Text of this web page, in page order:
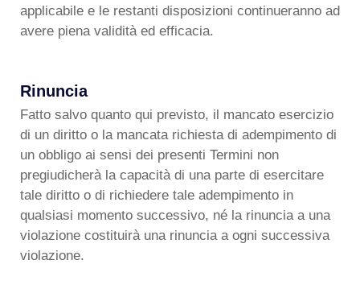
applicabile e le restanti disposizioni continueranno ad
avere piena validità ed efficacia.
Rinuncia
Fatto salvo quanto qui previsto, il mancato esercizio
di un diritto o la mancata richiesta di adempimento di
un obbligo ai sensi dei presenti Termini non
pregiudicherà la capacità di una parte di esercitare
tale diritto o di richiedere tale adempimento in
qualsiasi momento successivo, né la rinuncia a una
violazione costituirà una rinuncia a ogni successiva
violazione.